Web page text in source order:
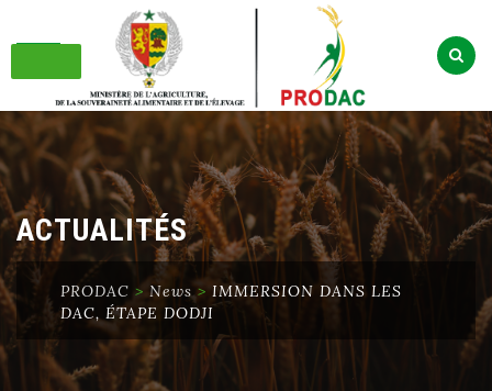
Skip
content
ACTUALITÉS
PRODAC > News> IMMERSION DANS LES
DAC, ÉTAPE DODJI